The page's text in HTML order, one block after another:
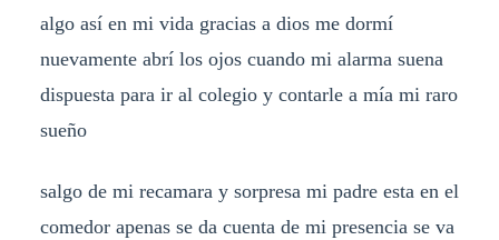
algo así en mi vida gracias a dios me dormí
nuevamente abrí los ojos cuando mi alarma suena
dispuesta para ir al colegio y contarle a mía mi raro
sueño
salgo de mi recamara y sorpresa mi padre esta en el
comedor apenas se da cuenta de mi presencia se va